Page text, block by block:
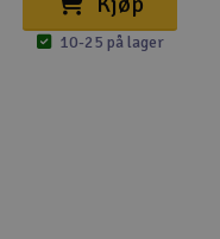
10-25 på lager